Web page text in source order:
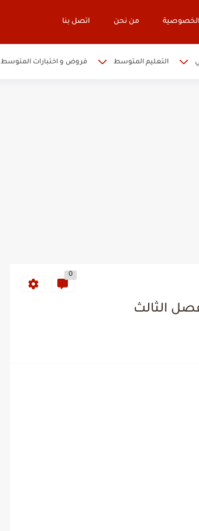
من نحن اتصل بنا
التعليم المتوسط فروض و اختبارات المتوسط
0
الثالث